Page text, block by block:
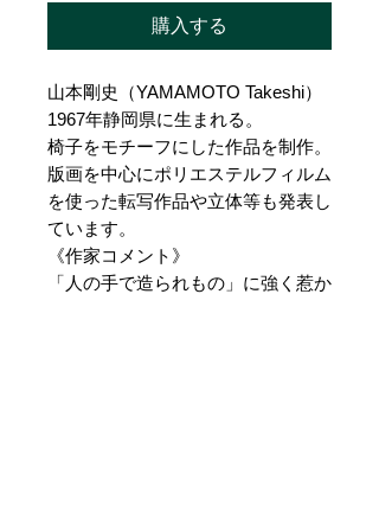
購入する
山本剛史（YAMAMOTO Takeshi）
1967年静岡県に生まれる。
椅子をモチーフにした作品を制作。
版画を中心にポリエステルフィルム
を使った転写作品や立体等も発表し
ています。
《作家コメント》
「人の手で造られもの」に強く惹か